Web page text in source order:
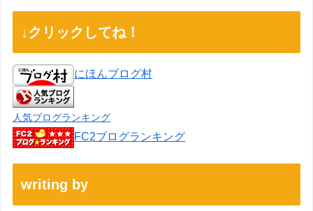
↓クリックしてね！
にほんブログ村
人気ブログランキング
FC2ブログランキング
writing by